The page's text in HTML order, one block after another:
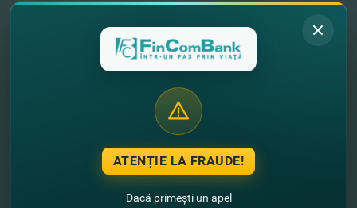
ATENȚIE LA FRAUDE!
Dacă primești un apel